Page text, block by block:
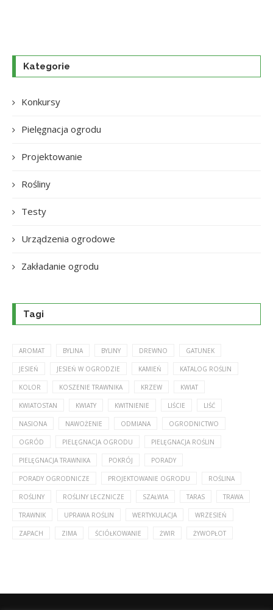
Kategorie
Konkursy
Pielęgnacja ogrodu
Projektowanie
Rośliny
Testy
Urządzenia ogrodowe
Zakładanie ogrodu
Tagi
AROMAT BYLINA BYLINY DREWNO GATUNEK
JESIEŃ JESIEŃ W OGRODZIE KAMIEŃ KATALOG ROŚLIN
KOLOR KOSZENIE TRAWNIKA KRZEW KWIAT
KWIATOSTAN KWIATY KWITNIENIE LIŚCIE LIŚĆ
NASIONA NAWOŻENIE ODMIANA OGRODNICTWO
OGRÓD PIELĘGNACJA OGRODU PIELĘGNACJA ROŚLIN
PIELĘGNACJA TRAWNIKA POKRÓJ PORADY
PORADY OGRODNICZE PROJEKTOWANIE OGRODU ROŚLINA
ROŚLINY ROŚLINY LECZNICZE SZAŁWIA TARAS TRAWA
TRAWNIK UPRAWA ROŚLIN WERTYKULACJA WRZESIEŃ
ZAPACH ZIMA ŚCIÓŁKOWANIE ŻWIR ŻYWOPŁOT